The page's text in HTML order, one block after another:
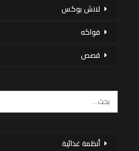
لانش بوكس
فواكه
قصص
أنظمة غذائية